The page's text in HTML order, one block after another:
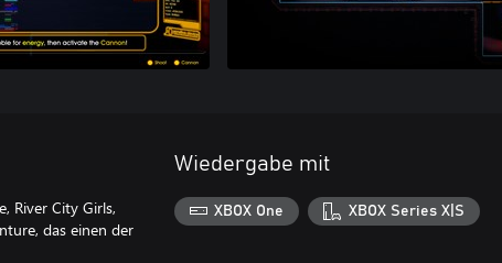
River City Girls,
das einen der
Wiedergabe mit
XBOX One XBOX Series X|S